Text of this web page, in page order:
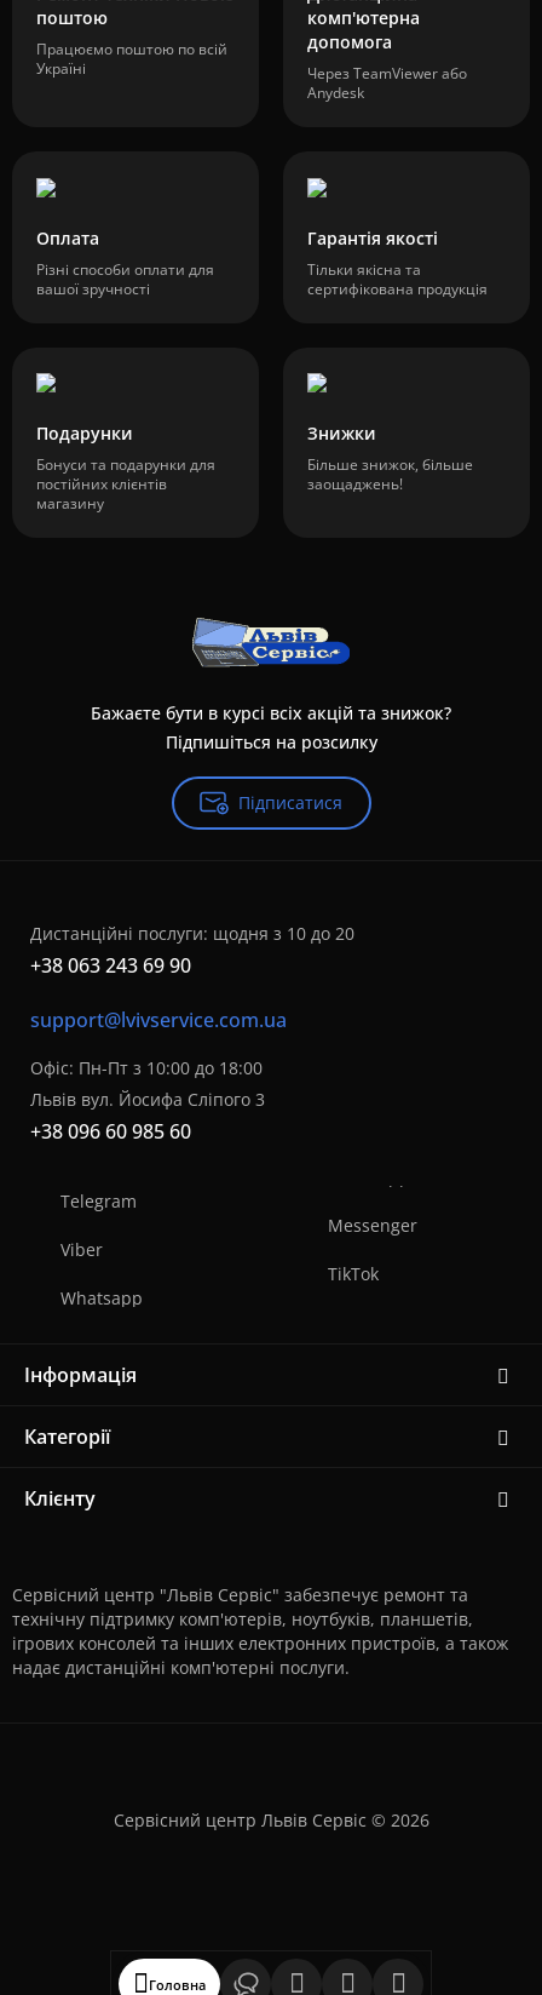
Головна
поштою
Працюємо поштою по всій
Україні
комп'ютерна
допомога
Через TeamViewer або
Anydesk
Оплата
Різні способи оплати для
вашої зручності
Гарантія якості
Тільки якісна та
сертифікована продукція
Подарунки
Бонуси та подарунки для
постійних клієнтів
магазину
Знижки
Більше знижок, більше
заощаджень!
Бажаєте бути в курсі всіх акцій та знижок?
Підпишіться на розсилку
Підписатися
Дистанційні послуги: щодня з 10 до 20
+38 063 243 69 90
support@lvivservice.com.ua
Офіс: Пн-Пт з 10:00 до 18:00
Львів вул. Йосифа Сліпого 3
+38 096 60 985 60
Telegram
Viber
Whatsapp
Messenger
TikTok
Інформація
Категорії
Клієнту
Сервісний центр "Львів Сервіс" забезпечує ремонт та
технічну підтримку комп'ютерів, ноутбуків, планшетів,
ігрових консолей та інших електронних пристроїв, а також
надає дистанційні комп'ютерні послуги.
Сервісний центр Львів Сервіс © 2026